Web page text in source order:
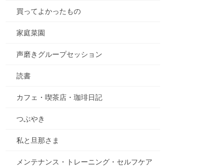
買ってよかったもの
家庭菜園
声磨きグループセッション
読書
カフェ・喫茶店・珈琲日記
つぶやき
私と旦那さま
メンテナンス・トレーニング・セルフケア